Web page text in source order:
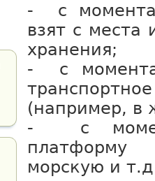
- с
взят с места
хранения;
- с момента
(например, в
- с
платформу
морскую и